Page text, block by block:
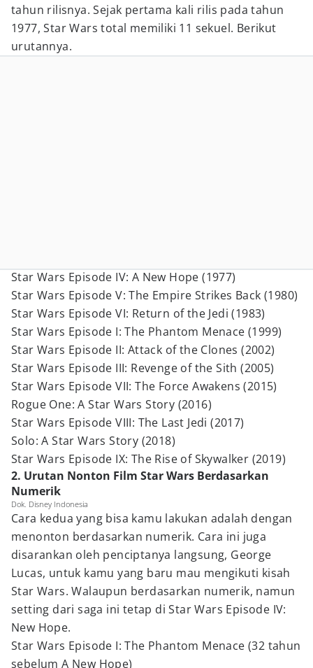
tahun rilisnya. Sejak pertama kali rilis pada tahun
1977, Star Wars total memiliki 11 sekuel. Berikut
urutannya.
Star Wars Episode IV: A New Hope (1977)
Star Wars Episode V: The Empire Strikes Back (1980)
Star Wars Episode VI: Return of the Jedi (1983)
Star Wars Episode I: The Phantom Menace (1999)
Star Wars Episode II: Attack of the Clones (2002)
Star Wars Episode III: Revenge of the Sith (2005)
Star Wars Episode VII: The Force Awakens (2015)
Rogue One: A Star Wars Story (2016)
Star Wars Episode VIII: The Last Jedi (2017)
Solo: A Star Wars Story (2018)
Star Wars Episode IX: The Rise of Skywalker (2019)
2. Urutan Nonton Film Star Wars Berdasarkan
Numerik
Dok. Disney Indonesia
Cara kedua yang bisa kamu lakukan adalah dengan
menonton berdasarkan numerik. Cara ini juga
disarankan oleh penciptanya langsung, George
Lucas, untuk kamu yang baru mau mengikuti kisah
Star Wars. Walaupun berdasarkan numerik, namun
setting dari saga ini tetap di Star Wars Episode IV:
New Hope.
Star Wars Episode I: The Phantom Menace (32 tahun
sebelum A New Hope)